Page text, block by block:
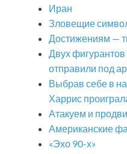
Иран
Зловещие
Достижениям —
Двух
отправили под
Выбрав себе в
Харрис
Атакуем и
Американские
«Эхо 90-х»